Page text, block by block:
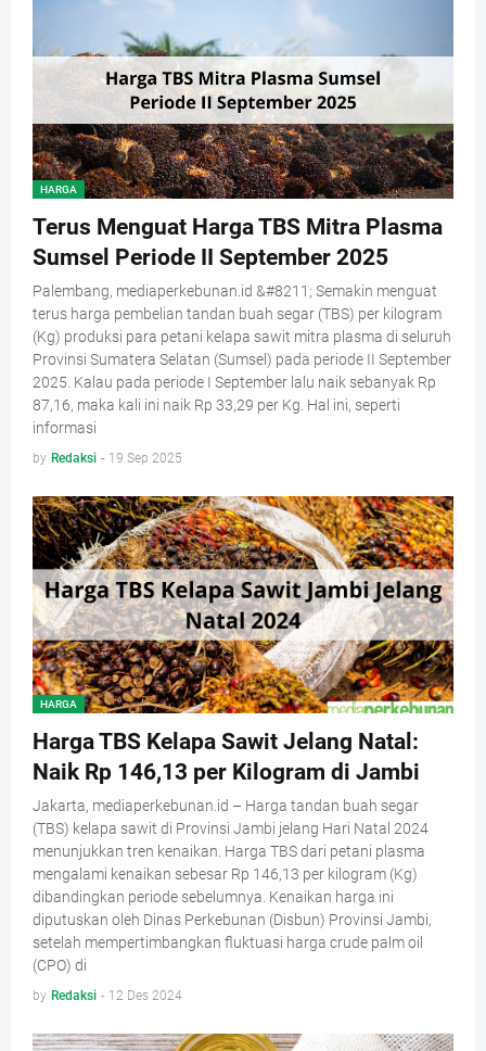
HARGA
Terus Menguat Harga TBS Mitra Plasma
Sumsel Periode II September 2025
Palembang, mediaperkebunan.id &#8211; Semakin menguat
terus harga pembelian tandan buah segar (TBS) per kilogram
(Kg) produksi para petani kelapa sawit mitra plasma di seluruh
Provinsi Sumatera Selatan (Sumsel) pada periode II September
2025. Kalau pada periode I September lalu naik sebanyak Rp
87,16, maka kali ini naik Rp 33,29 per Kg. Hal ini, seperti
informasi
by Redaksi - 19 Sep 2025
HARGA
Harga TBS Kelapa Sawit Jelang Natal:
Naik Rp 146,13 per Kilogram di Jambi
Jakarta, mediaperkebunan.id – Harga tandan buah segar
(TBS) kelapa sawit di Provinsi Jambi jelang Hari Natal 2024
menunjukkan tren kenaikan. Harga TBS dari petani plasma
mengalami kenaikan sebesar Rp 146,13 per kilogram (Kg)
dibandingkan periode sebelumnya. Kenaikan harga ini
diputuskan oleh Dinas Perkebunan (Disbun) Provinsi Jambi,
setelah mempertimbangkan fluktuasi harga crude palm oil
(CPO) di
by Redaksi - 12 Des 2024